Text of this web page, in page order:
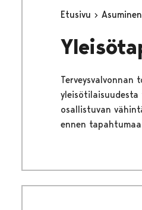
Etusivu
Terveysvalvonnan
osallistuvan
ennen